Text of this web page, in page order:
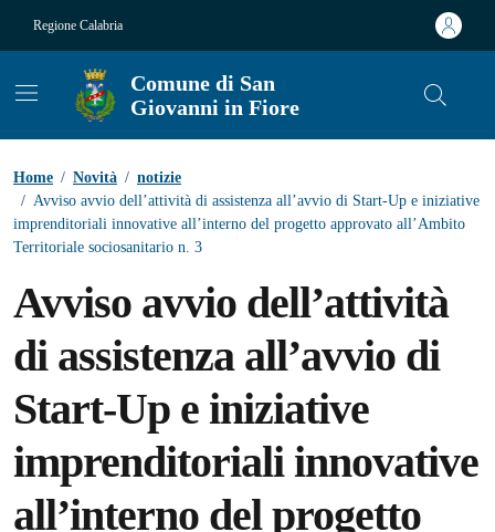
Regione Calabria
Comune di San
Giovanni in Fiore
Home / Novità / notizie
/ Avviso avvio dell’attività di assistenza all’avvio di Start-Up e iniziative
imprenditoriali innovative all’interno del progetto approvato all’Ambito
Territoriale sociosanitario n. 3
Avviso avvio dell’attività
di assistenza all’avvio di
Start-Up e iniziative
imprenditoriali innovative
all’interno del progetto